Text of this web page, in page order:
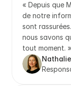
« Depuis que
de notre
sont
nous savons
tout moment. »